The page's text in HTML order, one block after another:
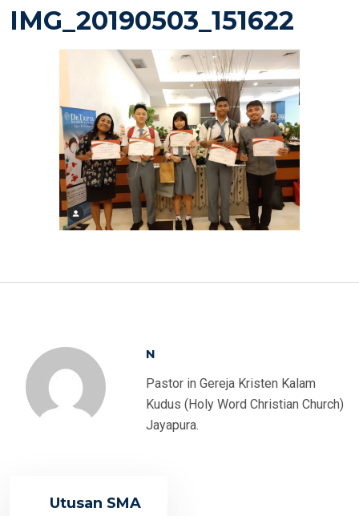
IMG_20190503_151622
N
Pastor in Gereja Kristen Kalam
Kudus (Holy Word Christian Church)
Jayapura.
Utusan SMA